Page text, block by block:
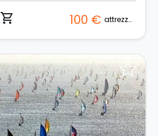
shopping_cart 100 € attrezzatura